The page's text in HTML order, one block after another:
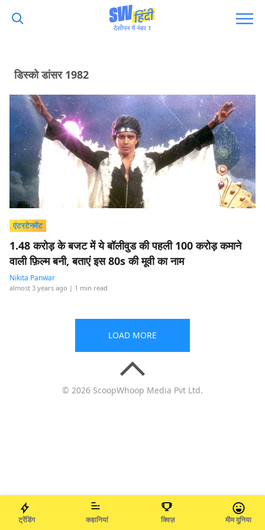
डिस्को डांसर 1982
एंटरटेनमेंट
1.48 करोड़ के बजट में ये बॉलीवुड की पहली 100 करोड़ कमाने
वाली फ़िल्म बनी, बताएं इस 80s की मूवी का नाम
Nikita Panwar
almost 3 years ago | 1 min read
LOAD MORE
© 2026 ScoopWhoop Media Pvt Ltd.
ट्रेंडिंग कहानियां क्विज़ मीम दुनिया